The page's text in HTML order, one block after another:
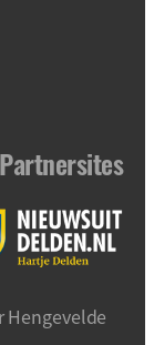
Partnersites
Hengevelde